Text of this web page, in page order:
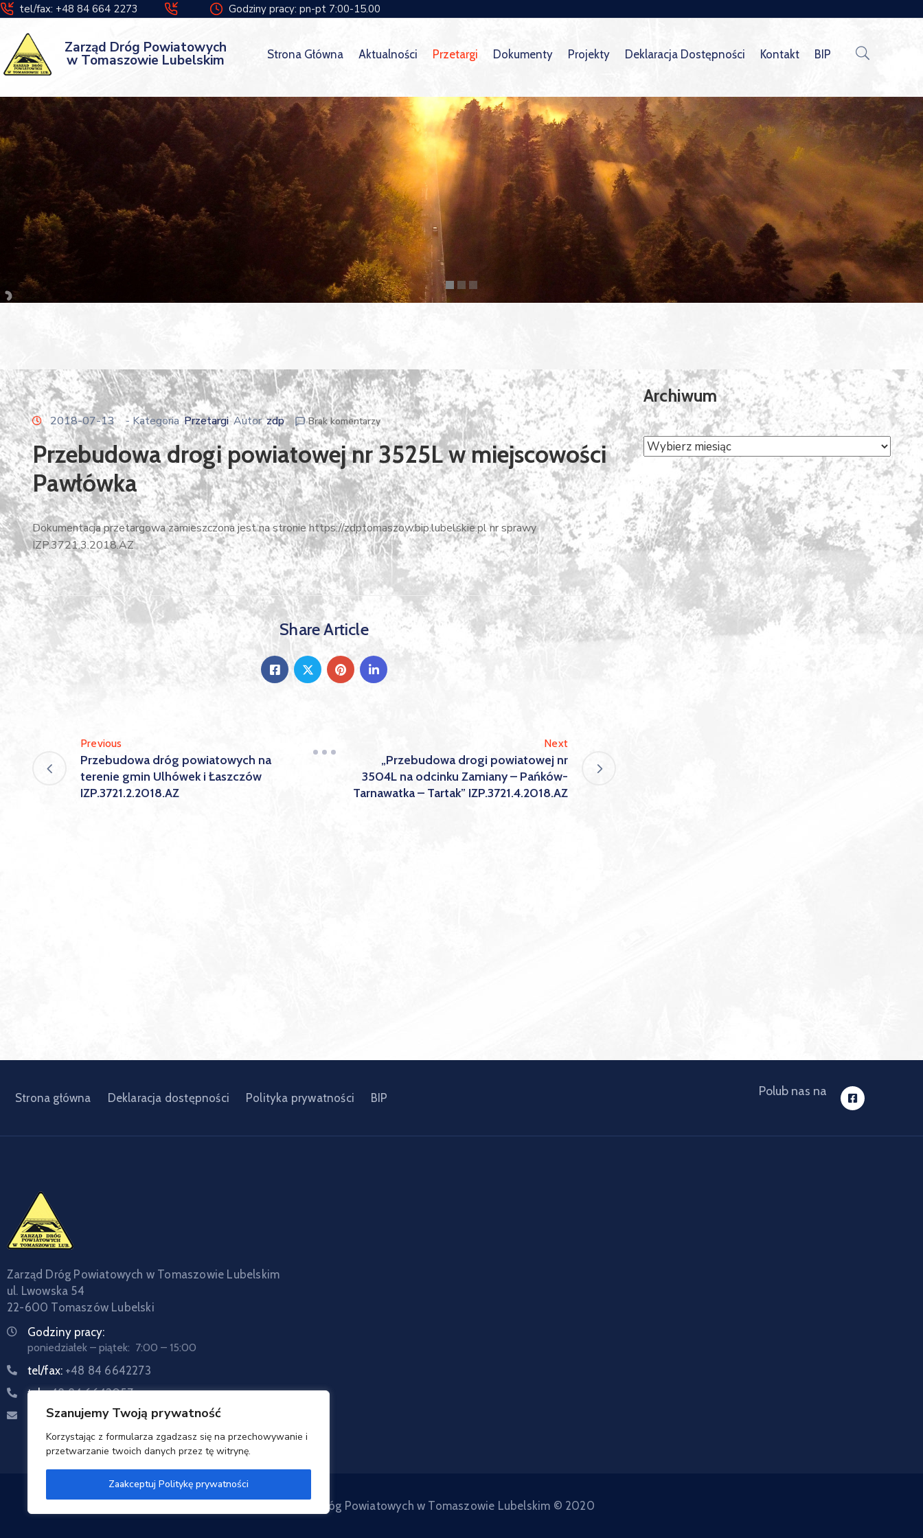
Szanujemy Twoją prywatność
Korzystając z formularza zgadzasz się na przechowywanie i
przetwarzanie twoich danych przez tę witrynę.
Zaakceptuj Politykę prywatności
tel/fax: +48 84 664 2273 Godziny pracy: pn-pt 7:00-15.00
Zarząd Dróg Powiatowych
w Tomaszowie Lubelskim Strona Główna Aktualności Przetargi Dokumenty Projekty Deklaracja Dostępności Kontakt BIP
2018-07-13 - KategoriaPrzetargi Autorzdp Brak komentarzy
Przebudowa drogi powiatowej nr 3525L w miejscowości
Pawłówka
Dokumentacja przetargowa zamieszczona jest na stronie https://zdptomaszow.bip.lubelskie.pl nr sprawy
IZP.3721.3.2018.AZ
Share Article
Previous
Przebudowa dróg powiatowych na
terenie gmin Ulhówek i Łaszczów
IZP.3721.2.2018.AZ
Next
„Przebudowa drogi powiatowej nr
3504L na odcinku Zamiany – Pańków-
Tarnawatka – Tartak” IZP.3721.4.2018.AZ
Archiwum
Strona główna Deklaracja dostępności Polityka prywatności BIP Polub nas na
Zarząd Dróg Powiatowych w Tomaszowie Lubelskim
ul. Lwowska 54
22-600 Tomaszów Lubelski
Godziny pracy:
poniedziałek – piątek: 7:00 – 15:00
tel/fax: +48 84 6642273
tel:+48 84 6642057
Email:sekretariat@zdptomaszow.pl
Zarząd Dróg Powiatowych w Tomaszowie Lubelskim © 2020